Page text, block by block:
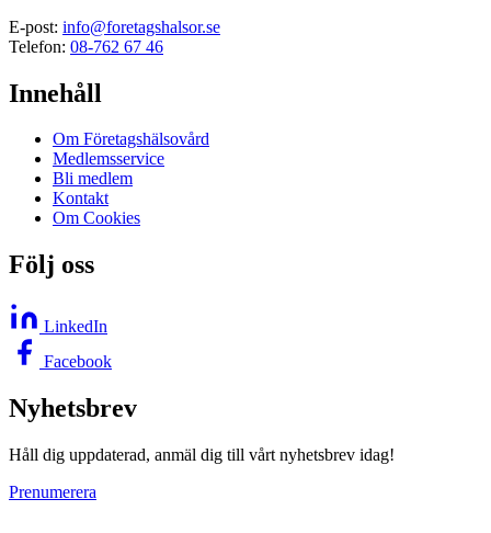
E-post: info@foretagshalsor.se
Telefon: 08-762 67 46
Innehåll
Om Företagshälsovård
Medlemsservice
Bli medlem
Kontakt
Om Cookies
Följ oss
LinkedIn
Facebook
Nyhetsbrev
Håll dig uppdaterad, anmäl dig till vårt nyhetsbrev idag!
Prenumerera